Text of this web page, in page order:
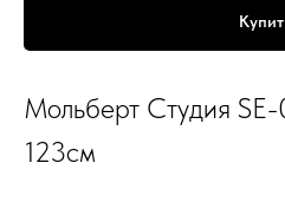
Мольберт Студия SE-
123см